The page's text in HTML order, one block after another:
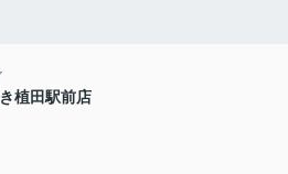
植田駅前店